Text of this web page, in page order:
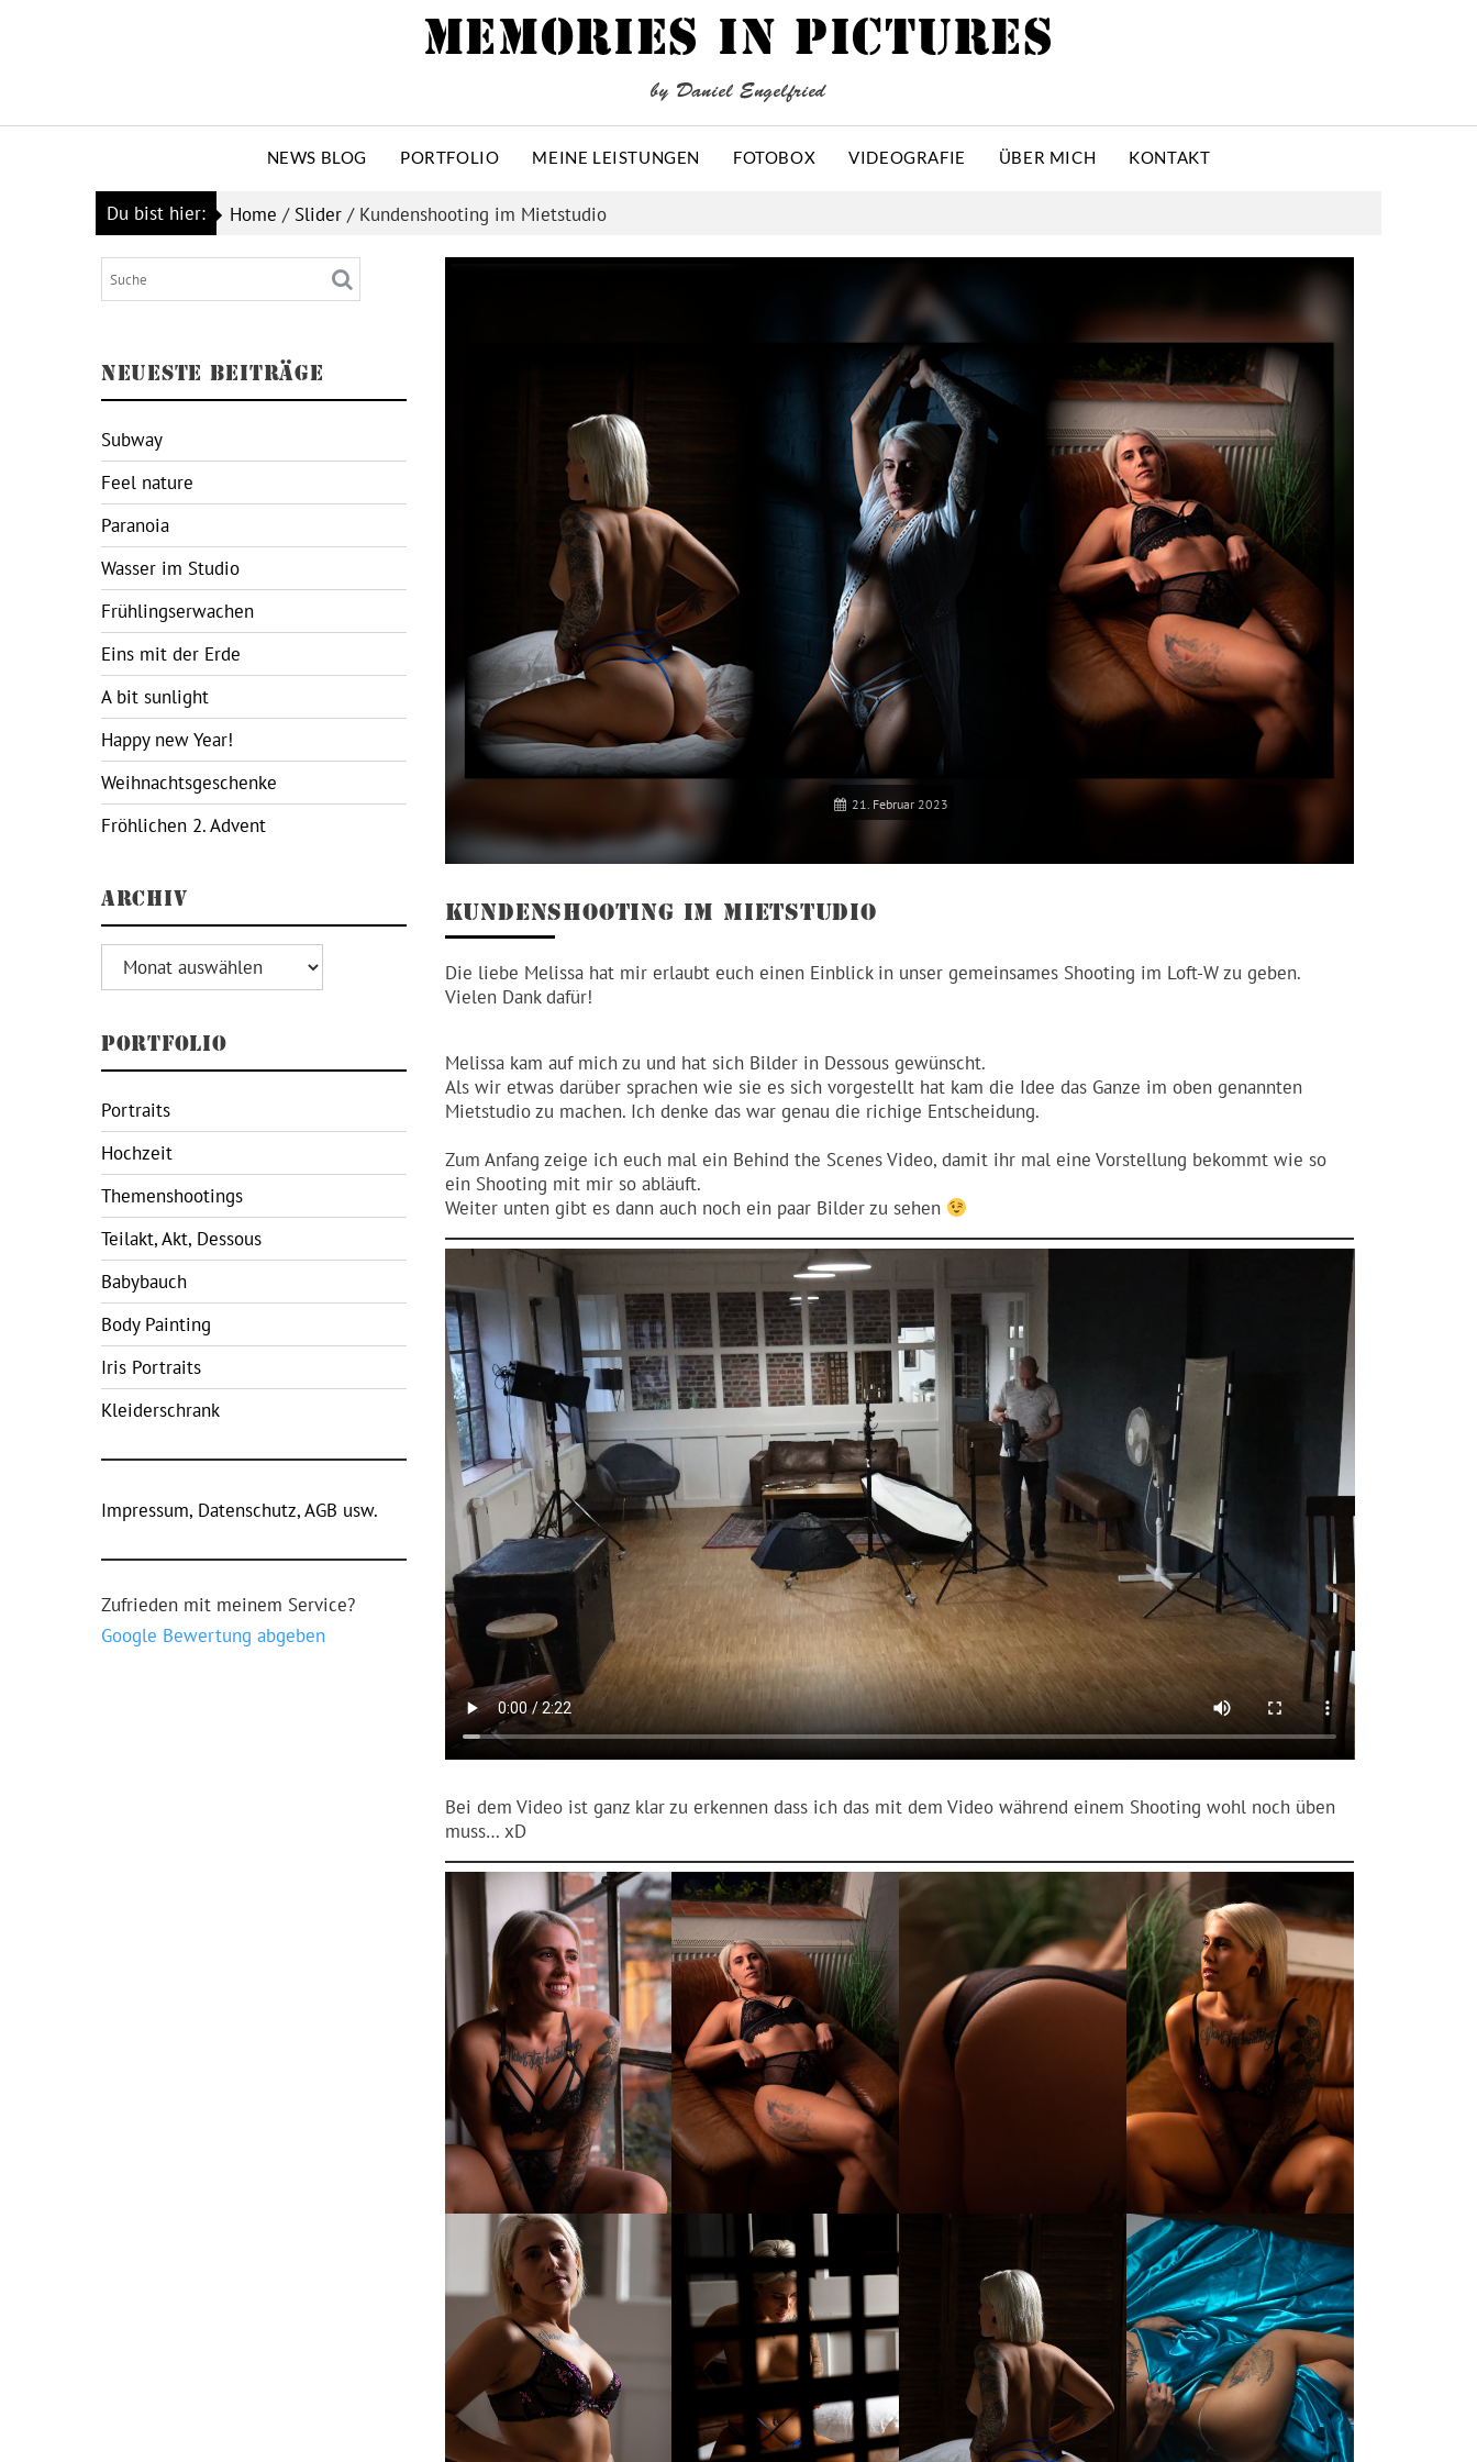
MEMORIES IN PICTURES
by Daniel Engelfried
NEWS BLOG PORTFOLIO MEINE LEISTUNGEN FOTOBOX VIDEOGRAFIE ÜBER MICH KONTAKT
Du bist hier: Home / Slider / Kundenshooting im Mietstudio
21. Februar 2023
KUNDENSHOOTING IM MIETSTUDIO
Die liebe Melissa hat mir erlaubt euch einen Einblick in unser gemeinsames Shooting im Loft-W zu geben.
Vielen Dank dafür!
Melissa kam auf mich zu und hat sich Bilder in Dessous gewünscht.
Als wir etwas darüber sprachen wie sie es sich vorgestellt hat kam die Idee das Ganze im oben genannten
Mietstudio zu machen. Ich denke das war genau die richige Entscheidung.
Zum Anfang zeige ich euch mal ein Behind the Scenes Video, damit ihr mal eine Vorstellung bekommt wie so
ein Shooting mit mir so abläuft.
Weiter unten gibt es dann auch noch ein paar Bilder zu sehen
Bei dem Video ist ganz klar zu erkennen dass ich das mit dem Video während einem Shooting wohl noch üben
muss… xD
NEUESTE BEITRÄGE
Subway
Feel nature
Paranoia
Wasser im Studio
Frühlingserwachen
Eins mit der Erde
A bit sunlight
Happy new Year!
Weihnachtsgeschenke
Fröhlichen 2. Advent
ARCHIV
Archiv
PORTFOLIO
Portraits
Hochzeit
Themenshootings
Teilakt, Akt, Dessous
Babybauch
Body Painting
Iris Portraits
Kleiderschrank
Impressum, Datenschutz, AGB usw.
Zufrieden mit meinem Service?
Google Bewertung abgeben